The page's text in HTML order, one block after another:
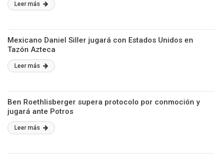
Leer más
Mexicano Daniel Siller jugará con Estados Unidos en
Tazón Azteca
Leer más
Ben Roethlisberger supera protocolo por conmoción y
jugará ante Potros
Leer más